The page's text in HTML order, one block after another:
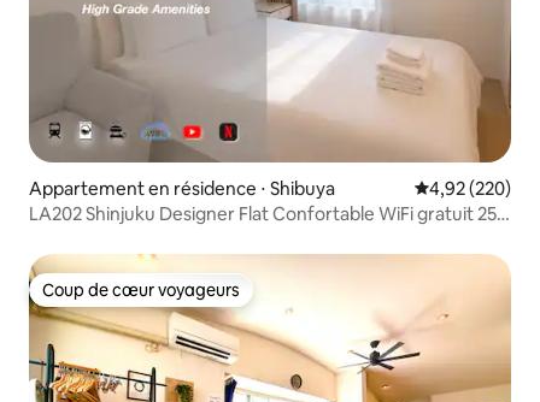
Appartement en résidence ⋅ Shibuya Évaluation
4,92 (220)
LA202 Shinjuku Designer Flat Confortable WiFi gratuit 25
Coup de cœur voyageurs
Coup de cœur voyageurs